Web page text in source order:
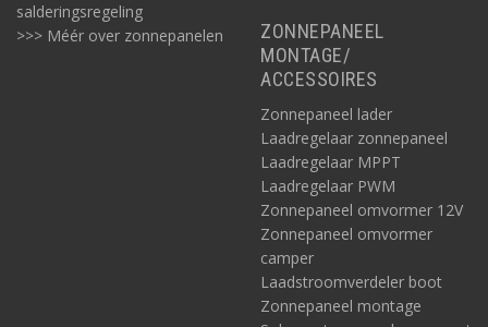
Mobiel DC-DC laden aanvullen met solar?
Hierboven hebben we een Mastervolt mobiel DC-DC 230V
stroomsysteem beschreven voor een vermogen van 3500W. Dit
salderingsregeling
>>> Méér over zonnepanelen
ZONNEPANEEL
MONTAGE/
ACCESSOIRES
Zonnepaneel lader
Laadregelaar zonnepaneel
Laadregelaar MPPT
Laadregelaar PWM
Zonnepaneel omvormer 12V
Zonnepaneel omvormer
camper
Laadstroomverdeler boot
Zonnepaneel montage